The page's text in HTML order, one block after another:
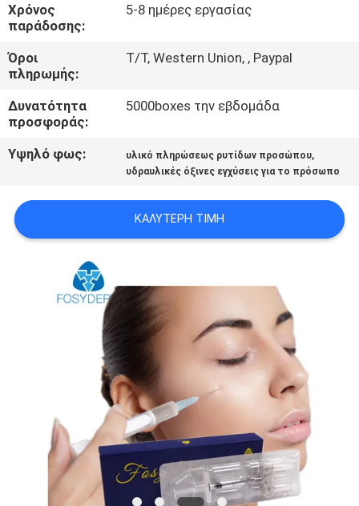
ΕΙΔΉΣΕΙΣ
ΥΠΟΘΈΣΕΙΣ
ΖΗΤΉΣΤΕ
ΠΡΟΣΦΟΡΆ
SHOPPING
ONLINE
POLICY
Χρόνος
παράδοσης:
5-8 ημέρες εργασίας
Όροι
πληρωμής:
T/T, Western Union, , Paypal
Δυνατότητα
προσφοράς:
5000boxes την εβδομάδα
Υψηλό φως: υλικό πληρώσεως ρυτίδων προσώπου,
υδραυλικές όξινες εγχύσεις για το πρόσωπο
ΚΑΛΎΤΕΡΗ ΤΙΜΉ